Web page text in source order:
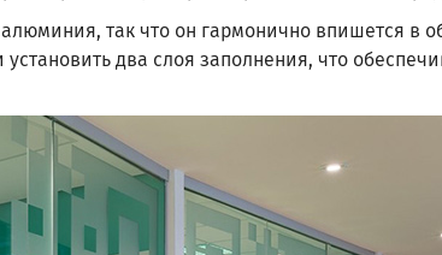
так что он гармонично впишется в
два слоя заполнения, что